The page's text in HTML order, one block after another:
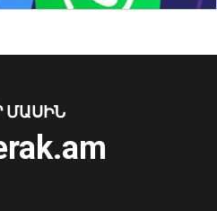
ՄԱՍԻՆ